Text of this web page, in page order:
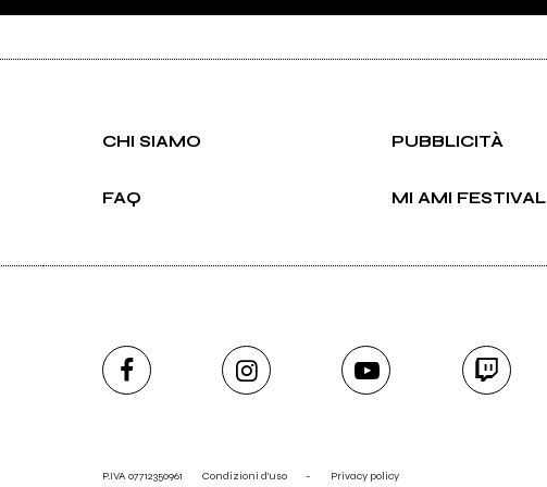
CHI SIAMO PUBBLICITÀ
FAQ MI AMI FESTIVAL
P.IVA 07712350961 Condizioni d'uso - Privacy policy